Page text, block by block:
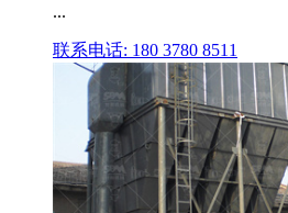
...
联系电话: 180 3780 8511